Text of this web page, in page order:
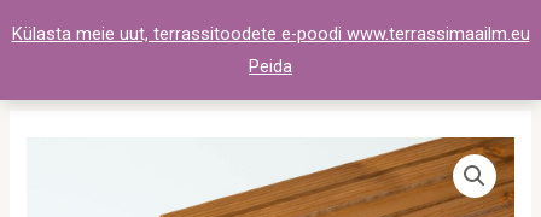
Külasta meie uut, terrassitoodete e-poodi www.terrassimaailm.eu
Peida
to